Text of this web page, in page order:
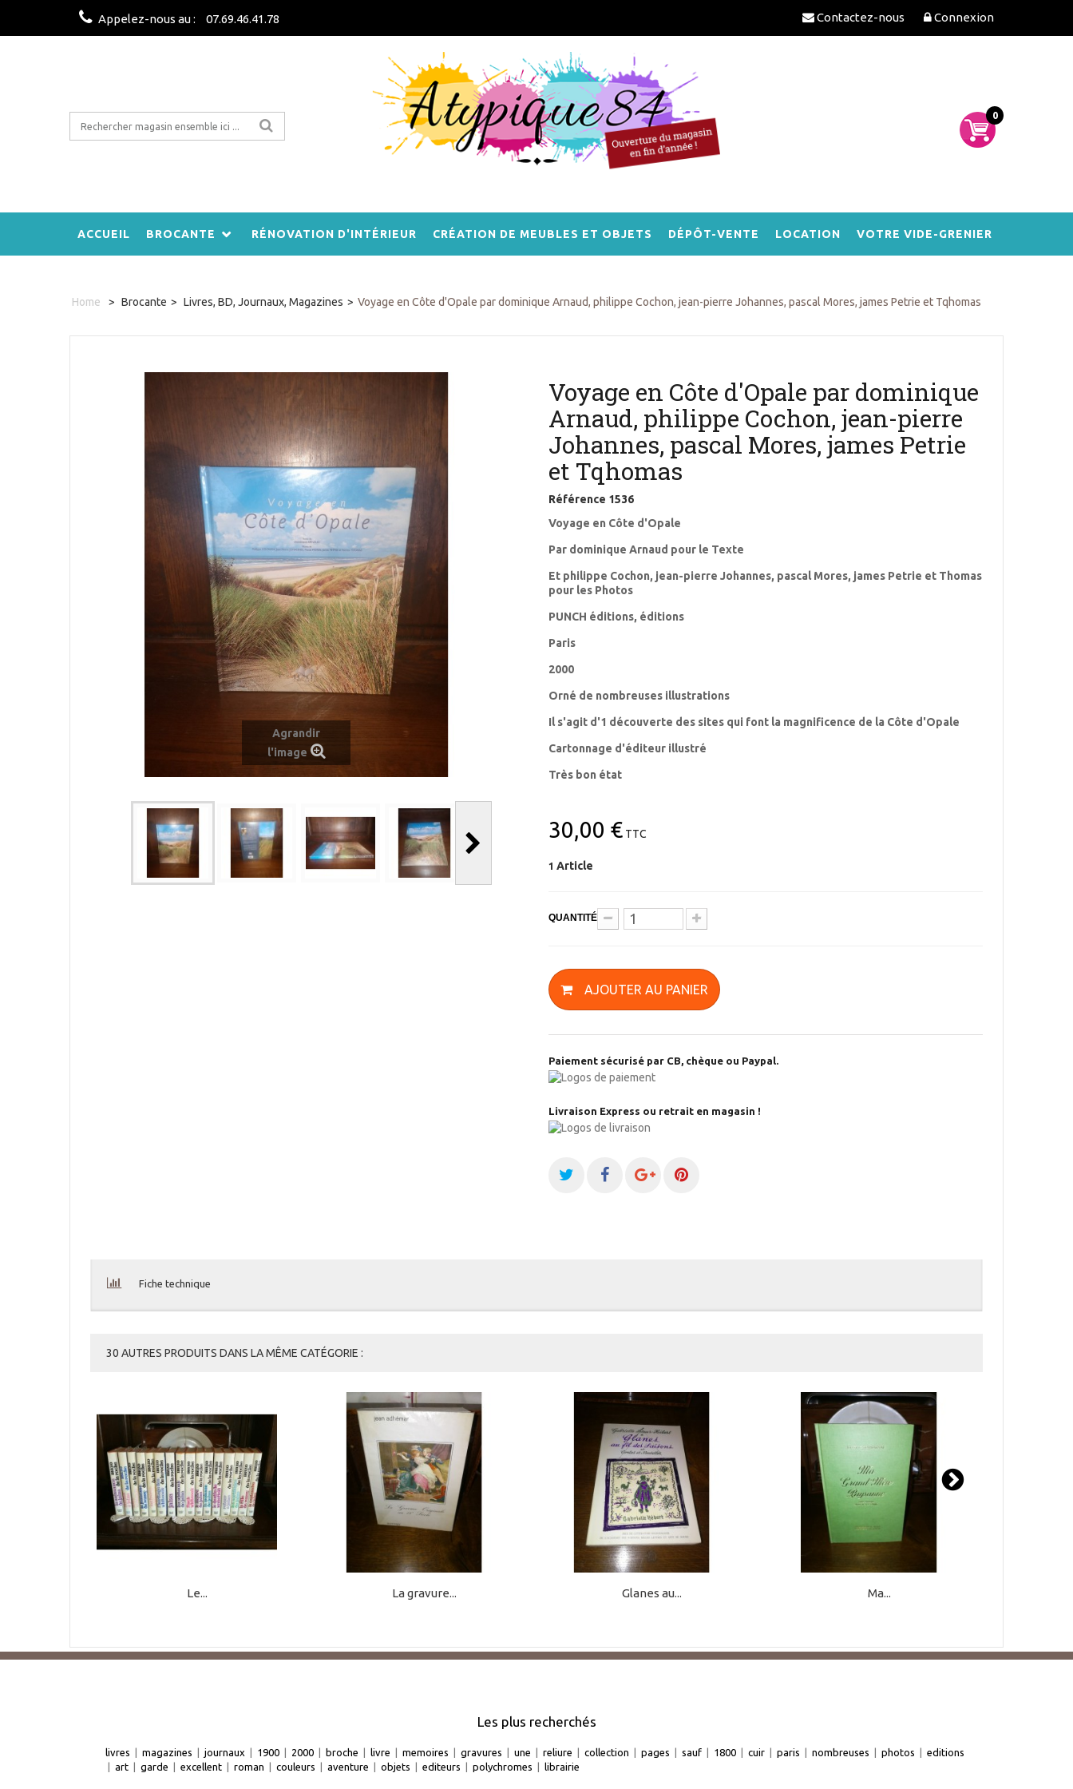
Connexion
Contactez-nous
Appelez-nous au : 07.69.46.41.78
0
ACCUEIL BROCANTE RÉNOVATION D'INTÉRIEUR CRÉATION DE MEUBLES ET OBJETS DÉPÔT-VENTE LOCATION VOTRE VIDE-GRENIER
Home > Brocante > Livres, BD, Journaux, Magazines > Voyage en Côte d'Opale par dominique Arnaud, philippe Cochon, jean-pierre Johannes, pascal Mores, james Petrie et Tqhomas
Agrandir
l'image
Voyage en Côte d'Opale par dominique
Arnaud, philippe Cochon, jean-pierre
Johannes, pascal Mores, james Petrie
et Tqhomas
Référence 1536
Voyage en Côte d'Opale
Par dominique Arnaud pour le Texte
Et philippe Cochon, jean-pierre Johannes, pascal Mores, james Petrie et Thomas
pour les Photos
PUNCH éditions, éditions
Paris
2000
Orné de nombreuses illustrations
Il s'agit d'1 découverte des sites qui font la magnificence de la Côte d'Opale
Cartonnage d'éditeur illustré
Très bon état
30,00 € TTC
1 Article
QUANTITÉ
AJOUTER AU PANIER
Paiement sécurisé par CB, chèque ou Paypal.
Livraison Express ou retrait en magasin !
Fiche technique
30 AUTRES PRODUITS DANS LA MÊME CATÉGORIE :
Le... La gravure... Glanes au... Ma...
Les plus recherchés
livres | magazines | journaux | 1900 | 2000 | broche | livre | memoires | gravures | une | reliure | collection | pages | sauf | 1800 | cuir | paris | nombreuses | photos | editions
| art | garde | excellent | roman | couleurs | aventure | objets | editeurs | polychromes | librairie